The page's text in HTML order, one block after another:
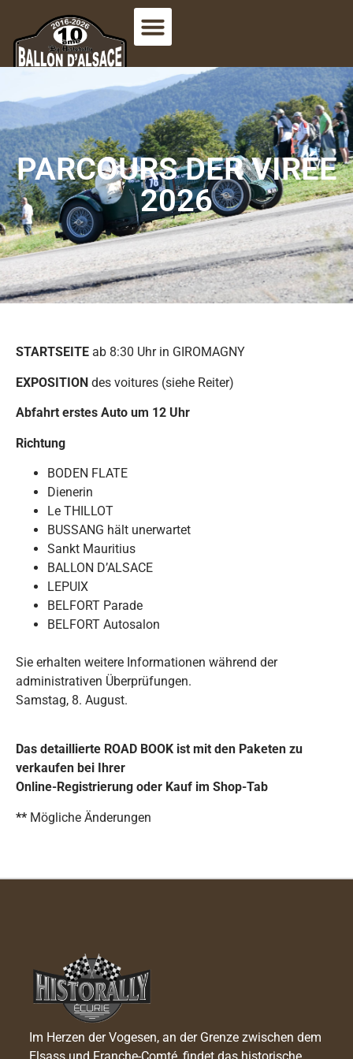
PARCOURS DER VIRÉE
2026
STARTSEITE ab 8:30 Uhr in GIROMAGNY
EXPOSITION des voitures (siehe Reiter)
Abfahrt erstes Auto um 12 Uhr
Richtung
BODEN FLATE
Dienerin
Le THILLOT
BUSSANG hält unerwartet
Sankt Mauritius
BALLON D’ALSACE
LEPUIX
BELFORT Parade
BELFORT Autosalon
Sie erhalten weitere Informationen während der
administrativen Überprüfungen.
Samstag, 8. August.
Das detaillierte ROAD BOOK ist mit den Paketen zu
verkaufen bei Ihrer
Online-Registrierung oder Kauf im Shop-Tab
** Mögliche Änderungen
Im Herzen der Vogesen, an der Grenze zwischen dem
Elsass und Franche-Comté, findet das historische